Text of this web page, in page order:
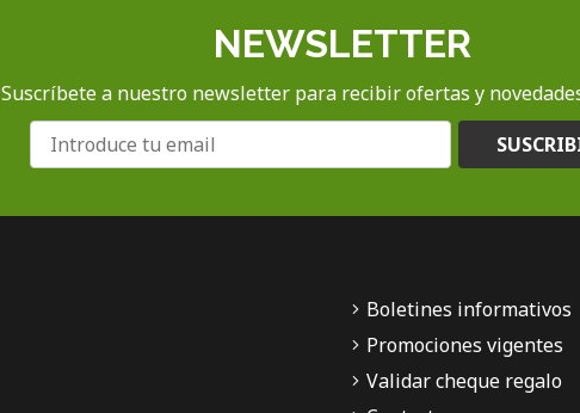
NEWSLETTER
Suscríbete a nuestro newsletter para recibir ofertas y
Boletines informativos
Promociones vigentes
Validar cheque regalo